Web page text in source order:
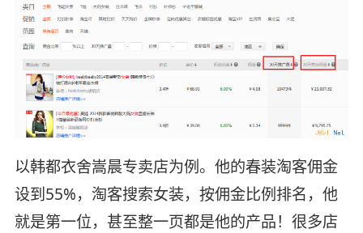
以韩都衣舍嵩晨专卖店为例。他的春装淘客佣金
设到55%，淘客搜索女装，按佣金比例排名，他
就是第一位，甚至整一页都是他的产品！很多店